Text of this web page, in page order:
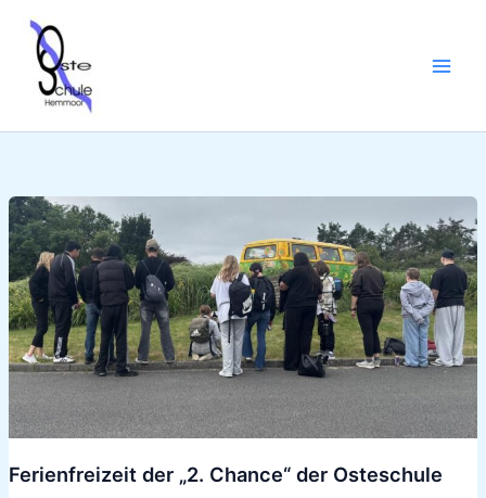
Inhalt
springen
Ferienfreizeit der „2. Chance“ der Osteschule
Ferienfreizeit
der
„2.
Chance“
der
Osteschule